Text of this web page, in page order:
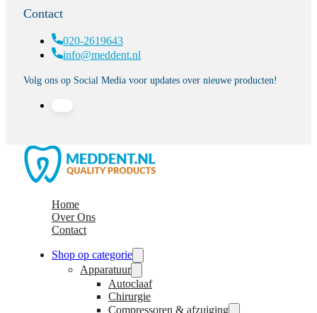
Contact
020-2619643
info@meddent.nl
Volg ons op Social Media voor updates over nieuwe producten!
Home
Over Ons
Contact
Shop op categorie
Apparatuur
Autoclaaf
Chirurgie
Compressoren & afzuiging